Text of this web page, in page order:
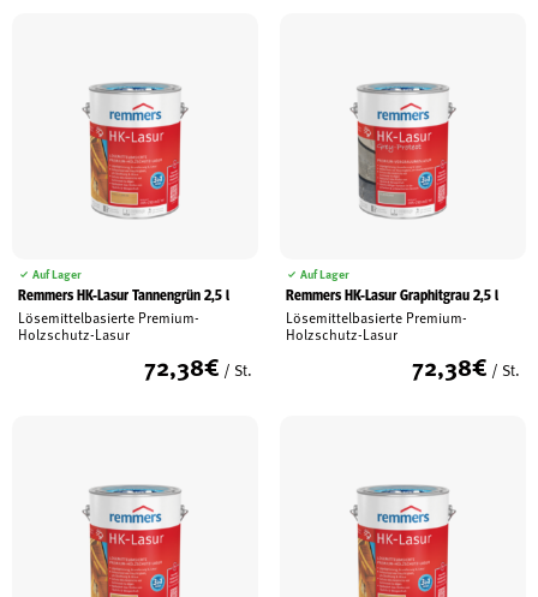
Auf Lager
Remmers HK-Lasur Tannengrün 2,5 l
Lösemittelbasierte Premium-
Holzschutz-Lasur
72,38€ / St.
Auf Lager
Remmers HK-Lasur Graphitgrau 2,5 l
Lösemittelbasierte Premium-
Holzschutz-Lasur
72,38€ / St.